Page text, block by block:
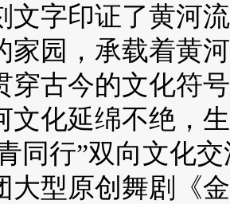
文字印证了黄河
家园，承载着黄
穿古今的文化符
延绵不绝，生
同行”双向文化
大型原创舞剧《